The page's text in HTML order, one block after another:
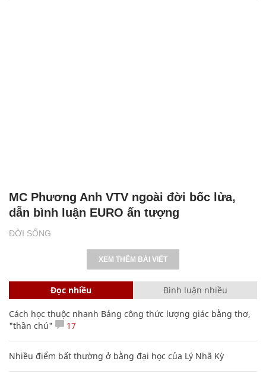
ĐỜI SỐNG
MC Phương Anh VTV ngoài đời bốc lửa,
dẫn bình luận EURO ấn tượng
XEM THÊM BÀI VIẾT
Đọc nhiều Bình luận nhiều
Cách học thuộc nhanh Bảng công thức lượng giác bằng thơ,
"thần chú"
17
Nhiều điểm bất thường ở bằng đại học của Lý Nhã Kỳ